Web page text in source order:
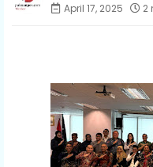
April 17, 2025
2